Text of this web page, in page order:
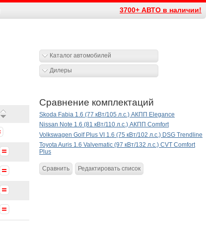
3700+ АВТО в наличии!
Каталог автомобилей
Дилеры
Сравнение комплектаций
Skoda Fabia 1.6 (77 кВт/105 л.с.) АКПП Elegance
Nissan Note 1.6 (81 кВт/110 л.с.) АКПП Comfort
Volkswagen Golf Plus VI 1.6 (75 кВт/102 л.с.) DSG Trendline
Toyota Auris 1.6 Valvematic (97 кВт/132 л.с.) CVT Comfort
Plus
Сравнить Редактировать список